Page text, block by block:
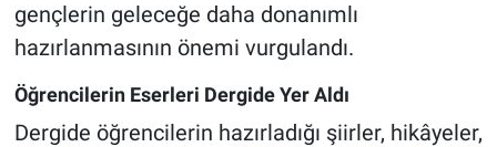
gençlerin geleceğe daha donanımlı
hazırlanmasının önemi vurgulandı.
Öğrencilerin Eserleri Dergide Yer Aldı
Dergide öğrencilerin hazırladığı şiirler, hikâyeler,